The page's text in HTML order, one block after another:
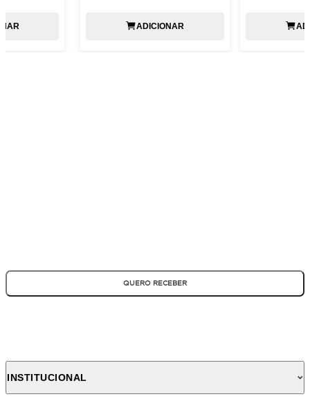
ADICIONAR
QUERO RECEBER
INSTITUCIONAL